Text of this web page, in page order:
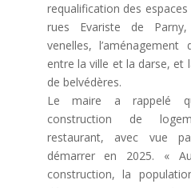
requalification des
rues Evariste de
venelles,
entre la ville et la darse, et
de belvédères.
Le maire a rappelé
construction de
restaurant, avec vue
démarrer en 2025. «
construction, la